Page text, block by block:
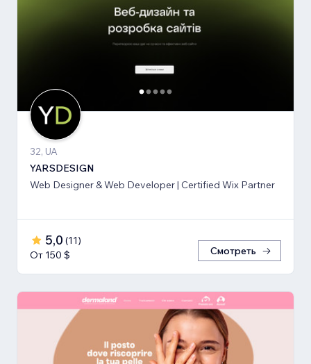
32, UA
YARSDESIGN
Web Designer & Web Developer | Certified Wix Partner
5,0 (11)
От 150 $
Смотреть